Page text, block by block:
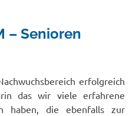
– Senioren
erfolgreich
das wir viele erfahrene
haben, die ebenfalls zur